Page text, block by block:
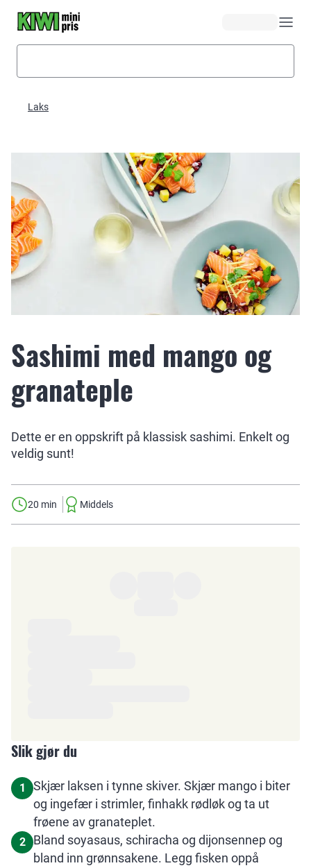
Laks
Sashimi med mango og
granateple
Dette er en oppskrift på klassisk sashimi. Enkelt og
veldig sunt!
20 min Middels
Slik gjør du
1
Skjær laksen i tynne skiver. Skjær mango i biter
og ingefær i strimler, finhakk rødløk og ta ut
frøene av granateplet.
2
Bland soyasaus, schiracha og dijonsennep og
bland inn grønnsakene. Legg fisken oppå